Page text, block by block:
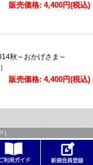
販売価格: 4,400円(税込)
秋～おかげさま～
販売価格: 4,400円(税込)